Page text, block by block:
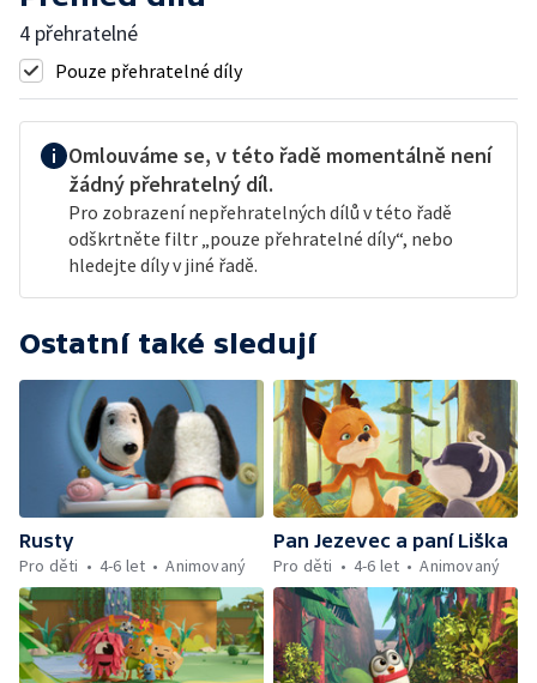
4 přehratelné
Pouze přehratelné díly
Omlouváme se, v této řadě momentálně není
žádný přehratelný díl.
Pro zobrazení nepřehratelných dílů v této řadě
odškrtněte filtr „pouze přehratelné díly“, nebo
hledejte díly v jiné řadě.
Ostatní také sledují
Rusty
Pro děti
4-6 let Animovaný
Pan Jezevec a paní Liška
Pro děti
4-6 let Animovaný